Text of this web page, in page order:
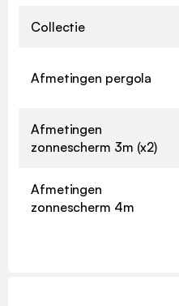
Collectie
Afmetingen pergola
Afmetingen
zonnescherm 3m (x2)
Afmetingen
zonnescherm 4m